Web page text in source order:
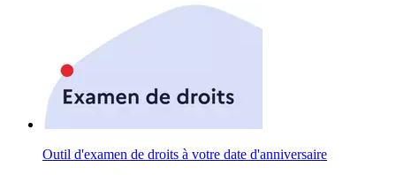
Outil d'examen de droits à votre date d'anniversaire